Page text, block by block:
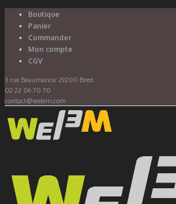
Boutique
Panier
Commander
Mon compte
CGV
3 rue Beaumanoir 29200 Brest
02 22 06 70 70
contact@welem.com